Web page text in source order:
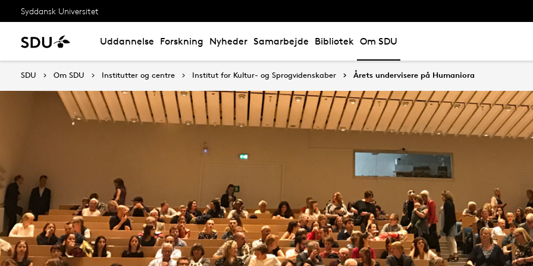
Syddansk Universitet
Uddannelse Forskning Nyheder Samarbejde Bibliotek Om SDU
SDU Om SDU Institutter og centre Institut for Kultur- og Sprogvidenskaber Årets undervisere på Humaniora